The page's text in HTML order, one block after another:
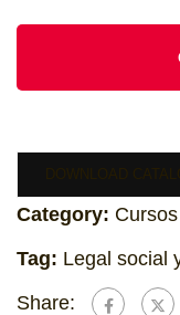
Category:
Tag: Legal social
Share: